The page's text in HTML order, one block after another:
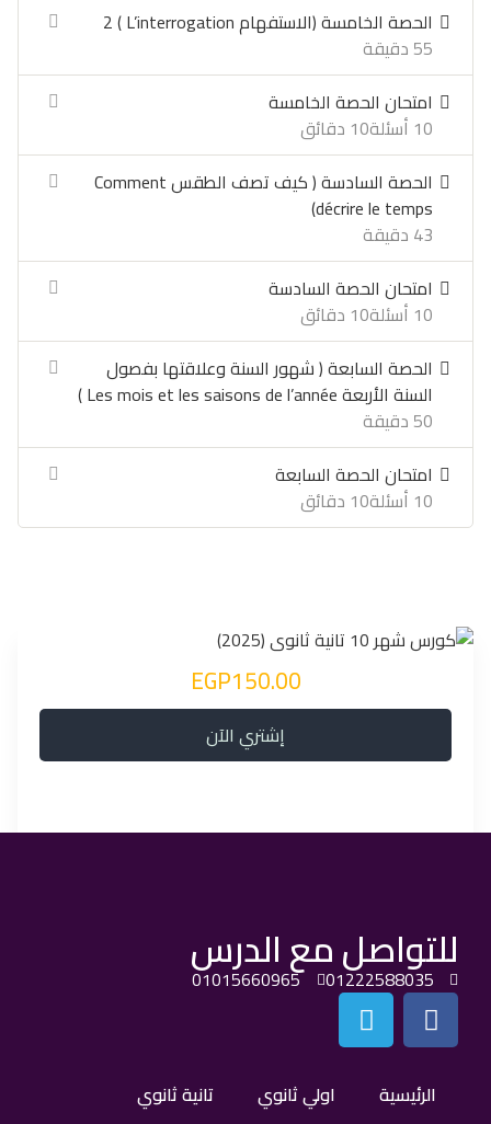
الحصة الخامسة (الاستفهام L’interrogation ) 2
55 دقيقة
امتحان الحصة الخامسة
10 دقائق
10 أسئلة
الحصة السادسة ( كيف تصف الطقس Comment
décrire le temps)
43 دقيقة
امتحان الحصة السادسة
10 دقائق
10 أسئلة
الحصة السابعة ( شهور السنة وعلاقتها بفصول
السنة الأربعة Les mois et les saisons de l’année )
50 دقيقة
امتحان الحصة السابعة
10 دقائق
10 أسئلة
EGP150.00
إشتري الآن
الرئيسية اولي ثانوي تانية ثانوي
للتواصل مع الدرس
01222588035
01015660965